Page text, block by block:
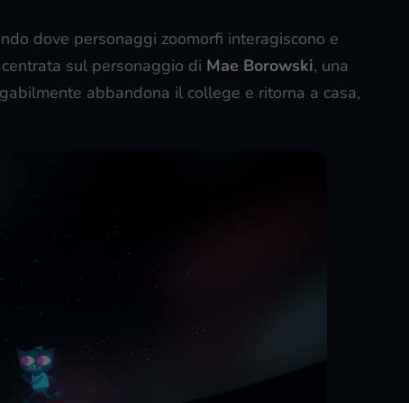
dove personaggi zoomorfi interagiscono e
sul personaggio di Mae Borowski, una
abbandona il college e ritorna a casa,